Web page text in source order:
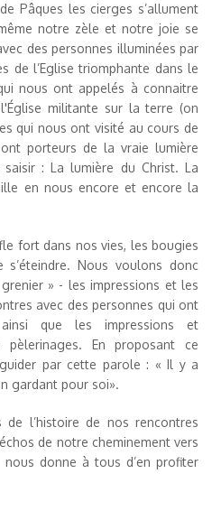
Pâques les cierges s’allument
notre zèle et notre joie se
des personnes illuminées par
de l’Eglise triomphante dans le
nous ont appelés à connaitre
militante sur la terre (on
qui nous ont visité au cours de
porteurs de la vraie lumière
: La lumière du Christ. La
en nous encore et encore la
fort dans nos vies, les bougies
Nous voulons donc
» - les impressions et les
avec des personnes qui ont
que les impressions et
En proposant ce
par cette parole : « Il y a
gardant pour soi».
l’histoire de nos rencontres
de notre cheminement vers
donne à tous d’en profiter